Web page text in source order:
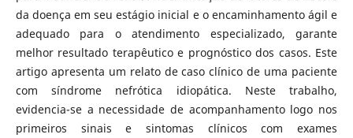
da doença em seu estágio inicial e o encaminhamento ágil e
adequado para o atendimento especializado, garante
melhor resultado terapêutico e prognóstico dos casos. Este
artigo apresenta um relato de caso clínico de uma paciente
com síndrome nefrótica idiopática. Neste trabalho,
evidencia-se a necessidade de acompanhamento logo nos
primeiros sinais e sintomas clínicos com exames